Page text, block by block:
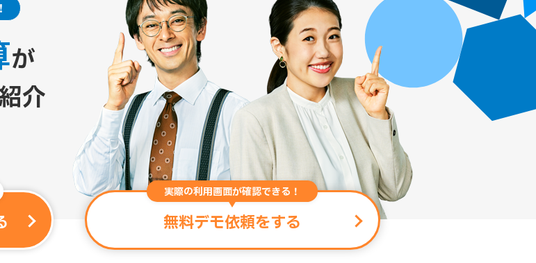
が
介
実際の利用画面が確認できる！
無料デモ依頼をする